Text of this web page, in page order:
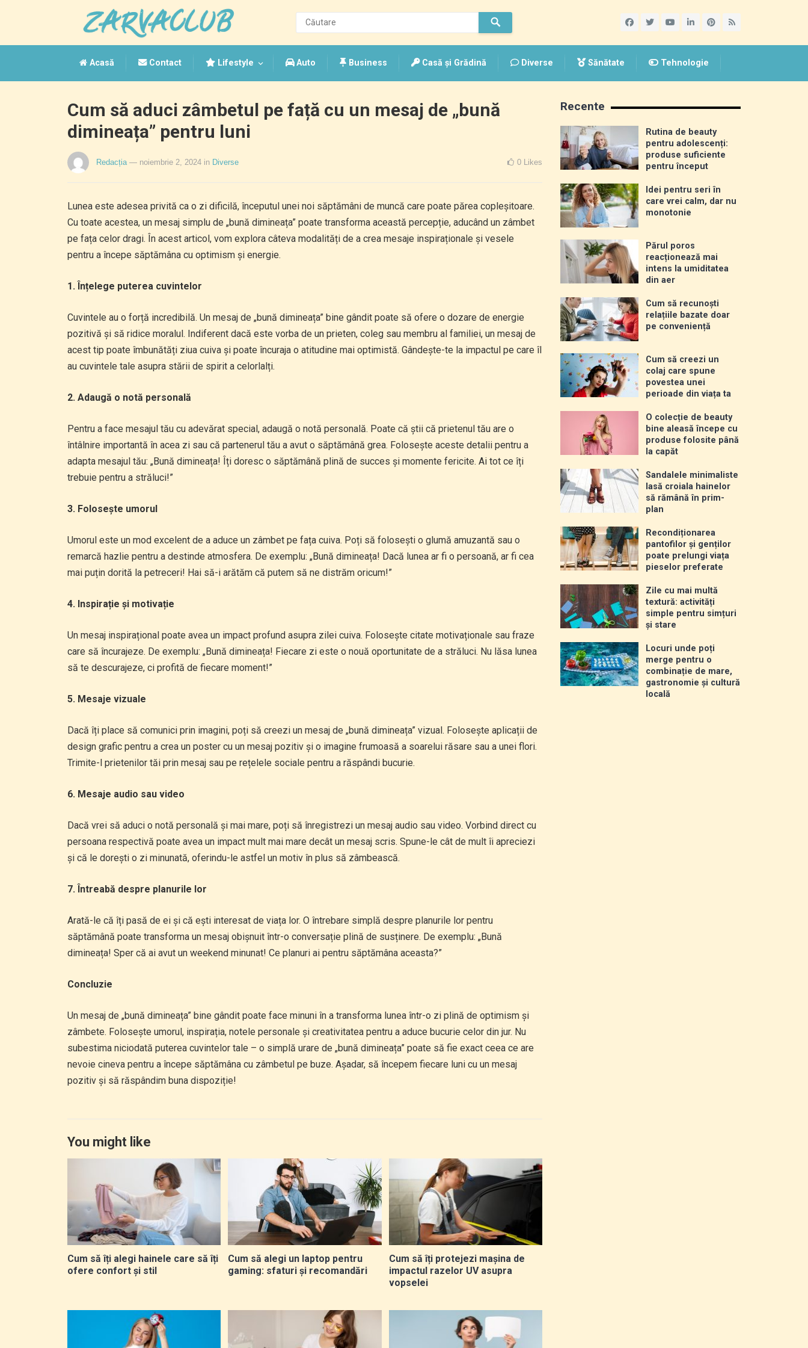
Acasă Contact Lifestyle Auto Business Casă și Grădină Diverse Sănătate Tehnologie
Cum să aduci zâmbetul pe față cu un mesaj de „bună
dimineața” pentru luni
Redacția — noiembrie 2, 2024 in Diverse 0 Likes
Lunea este adesea privită ca o zi dificilă, începutul unei noi săptămâni de muncă care poate părea copleșitoare.
Cu toate acestea, un mesaj simplu de „bună dimineața” poate transforma această percepție, aducând un zâmbet
pe fața celor dragi. În acest articol, vom explora câteva modalități de a crea mesaje inspiraționale și vesele
pentru a începe săptămâna cu optimism și energie.
1. Înțelege puterea cuvintelor
Cuvintele au o forță incredibilă. Un mesaj de „bună dimineața” bine gândit poate să ofere o dozare de energie
pozitivă și să ridice moralul. Indiferent dacă este vorba de un prieten, coleg sau membru al familiei, un mesaj de
acest tip poate îmbunătăți ziua cuiva și poate încuraja o atitudine mai optimistă. Gândește-te la impactul pe care îl
au cuvintele tale asupra stării de spirit a celorlalți.
2. Adaugă o notă personală
Pentru a face mesajul tău cu adevărat special, adaugă o notă personală. Poate că știi că prietenul tău are o
întâlnire importantă în acea zi sau că partenerul tău a avut o săptămână grea. Folosește aceste detalii pentru a
adapta mesajul tău: „Bună dimineața! Îți doresc o săptămână plină de succes și momente fericite. Ai tot ce îți
trebuie pentru a străluci!”
3. Folosește umorul
Umorul este un mod excelent de a aduce un zâmbet pe fața cuiva. Poți să folosești o glumă amuzantă sau o
remarcă hazlie pentru a destinde atmosfera. De exemplu: „Bună dimineața! Dacă lunea ar fi o persoană, ar fi cea
mai puțin dorită la petreceri! Hai să-i arătăm că putem să ne distrăm oricum!”
4. Inspirație și motivație
Un mesaj inspirațional poate avea un impact profund asupra zilei cuiva. Folosește citate motivaționale sau fraze
care să încurajeze. De exemplu: „Bună dimineața! Fiecare zi este o nouă oportunitate de a străluci. Nu lăsa lunea
să te descurajeze, ci profită de fiecare moment!”
5. Mesaje vizuale
Dacă îți place să comunici prin imagini, poți să creezi un mesaj de „bună dimineața” vizual. Folosește aplicații de
design grafic pentru a crea un poster cu un mesaj pozitiv și o imagine frumoasă a soarelui răsare sau a unei flori.
Trimite-l prietenilor tăi prin mesaj sau pe rețelele sociale pentru a răspândi bucurie.
6. Mesaje audio sau video
Dacă vrei să aduci o notă personală și mai mare, poți să înregistrezi un mesaj audio sau video. Vorbind direct cu
persoana respectivă poate avea un impact mult mai mare decât un mesaj scris. Spune-le cât de mult îi apreciezi
și că le dorești o zi minunată, oferindu-le astfel un motiv în plus să zâmbească.
7. Întreabă despre planurile lor
Arată-le că îți pasă de ei și că ești interesat de viața lor. O întrebare simplă despre planurile lor pentru
săptămână poate transforma un mesaj obișnuit într-o conversație plină de susținere. De exemplu: „Bună
dimineața! Sper că ai avut un weekend minunat! Ce planuri ai pentru săptămâna aceasta?”
Concluzie
Un mesaj de „bună dimineața” bine gândit poate face minuni în a transforma lunea într-o zi plină de optimism și
zâmbete. Folosește umorul, inspirația, notele personale și creativitatea pentru a aduce bucurie celor din jur. Nu
subestima niciodată puterea cuvintelor tale – o simplă urare de „bună dimineața” poate să fie exact ceea ce are
nevoie cineva pentru a începe săptămâna cu zâmbetul pe buze. Așadar, să începem fiecare luni cu un mesaj
pozitiv și să răspândim buna dispoziție!
You might like
Cum să îți alegi hainele care să îți
ofere confort și stil
Cum să alegi un laptop pentru
gaming: sfaturi și recomandări
Cum să îți protejezi mașina de
impactul razelor UV asupra
vopselei
Recente
Rutina de beauty
pentru adolescenți:
produse suficiente
pentru început
Idei pentru seri în
care vrei calm, dar nu
monotonie
Părul poros
reacționează mai
intens la umiditatea
din aer
Cum să recunoști
relațiile bazate doar
pe conveniență
Cum să creezi un
colaj care spune
povestea unei
perioade din viața ta
O colecție de beauty
bine aleasă începe cu
produse folosite până
la capăt
Sandalele minimaliste
lasă croiala hainelor
să rămână în prim-
plan
Recondiționarea
pantofilor și genților
poate prelungi viața
pieselor preferate
Zile cu mai multă
textură: activități
simple pentru simțuri
și stare
Locuri unde poți
merge pentru o
combinație de mare,
gastronomie și cultură
locală